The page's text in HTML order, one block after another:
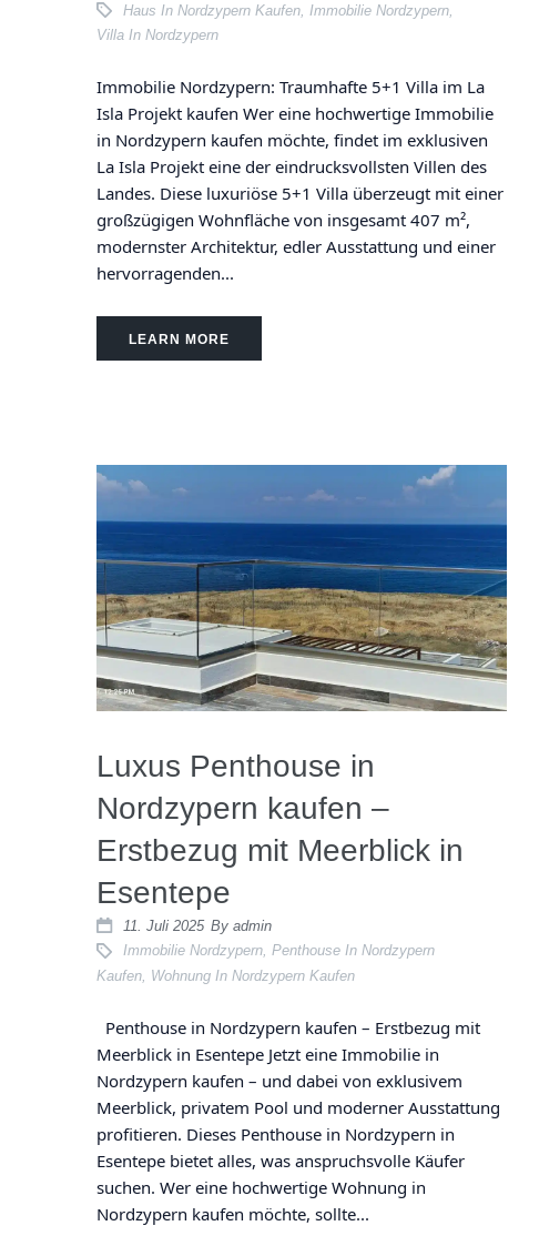
Haus In Nordzypern Kaufen Immobilie Nordzypern
Villa In Nordzypern
Immobilie Nordzypern: Traumhafte 5+1 Villa im La
Isla Projekt kaufen Wer eine hochwertige Immobilie
in Nordzypern kaufen möchte, findet im exklusiven
La Isla Projekt eine der eindrucksvollsten Villen des
Landes. Diese luxuriöse 5+1 Villa überzeugt mit einer
großzügigen Wohnfläche von insgesamt 407 m²,
modernster Architektur, edler Ausstattung und einer
hervorragenden...
LEARN MORE
Luxus Penthouse in
Nordzypern kaufen –
Erstbezug mit Meerblick in
Esentepe
11. Juli 2025 By admin
Immobilie Nordzypern, Penthouse In Nordzypern
Kaufen Wohnung In Nordzypern Kaufen
Penthouse in Nordzypern kaufen – Erstbezug mit
Meerblick in Esentepe Jetzt eine Immobilie in
Nordzypern kaufen – und dabei von exklusivem
Meerblick, privatem Pool und moderner Ausstattung
profitieren. Dieses Penthouse in Nordzypern in
Esentepe bietet alles, was anspruchsvolle Käufer
suchen. Wer eine hochwertige Wohnung in
Nordzypern kaufen möchte, sollte...